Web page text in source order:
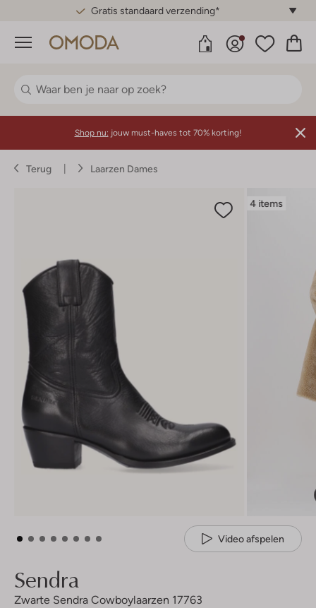
Gratis standaard verzending*
Menu
Shop nu: jouw must-haves tot 70% korting!
Terug Laarzen Dames
4 items
Video afspelen
Sendra
Zwarte Sendra Cowboylaarzen 17763